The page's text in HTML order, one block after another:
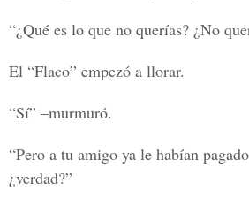
“¿Qué es lo que no querías? ¿No
El “Flaco” empezó a llorar.
“Sí” –murmuró.
“Pero a tu amigo ya le habían
¿verdad?”